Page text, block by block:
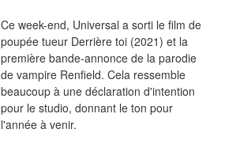
Ce week-end, Universal a sorti le film de
poupée tueur Derrière toi (2021) et la
première bande-annonce de la parodie
de vampire Renfield. Cela ressemble
beaucoup à une déclaration d'intention
pour le studio, donnant le ton pour
l'année à venir.